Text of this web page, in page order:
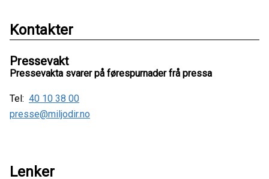
Kontakter
Pressevakt
Pressevakta svarer på førespurnader frå pressa
Tel: 40 10 38 00
presse@miljodir.no
Lenker